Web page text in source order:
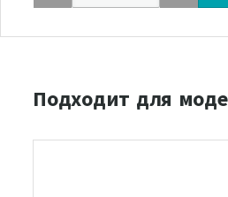
Подходит для